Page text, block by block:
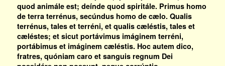
quod animále est; deínde quod spiritále. Primus homo
de terra terrénus, secúndus homo de cælo. Qualis
terrénus, tales et terréni, et qualis cæléstis, tales et
cæléstes; et sicut portávimus imáginem terréni,
portábimus et imáginem cæléstis. Hoc autem dico,
fratres, quóniam caro et sanguis regnum Dei